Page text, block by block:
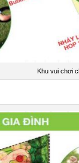
Khu vui chơi